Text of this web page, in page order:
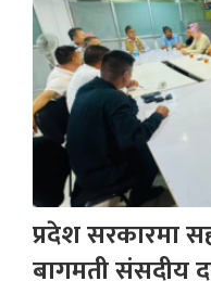
प्रदेश सरकारमा
बागमती संसदीय